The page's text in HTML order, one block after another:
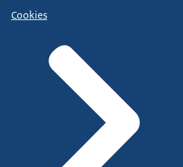
Cookies